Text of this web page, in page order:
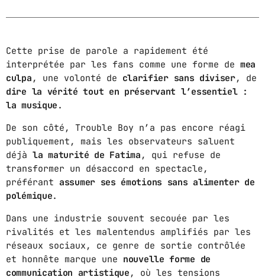
MUSIC CHART
1 GWOG MWEN
KHASH
2 TELEPHONE
BAMBY & GENEZIO
3 GIMS - MONICA
GIMS - MONICA
FULL TRACKLIST
Cette prise de parole a rapidement été
interprétée par les fans comme une forme de mea
culpa , une volonté de clarifier sans diviser, de
dire la vérité tout en préservant l’essentiel :
la musique .
De son côté, Trouble Boy n’a pas encore réagi
publiquement, mais les observateurs saluent
déjà la maturité de Fatima , qui refuse de
transformer un désaccord en spectacle,
préférant assumer ses émotions sans alimenter de
polémique.
Dans une industrie souvent secouée par les
rivalités et les malentendus amplifiés par les
réseaux sociaux, ce genre de sortie contrôlée
et honnête marque une nouvelle forme de
communication artistique , où les tensions